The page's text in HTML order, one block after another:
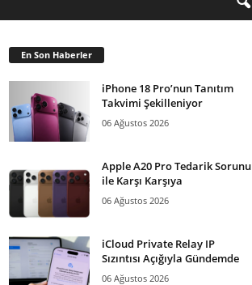
En Son Haberler
iPhone 18 Pro’nun Tanıtım
Takvimi Şekilleniyor
06 Ağustos 2026
Apple A20 Pro Tedarik Sorunu
ile Karşı Karşıya
06 Ağustos 2026
iCloud Private Relay IP
Sızıntısı Açığıyla Gündemde
06 Ağustos 2026